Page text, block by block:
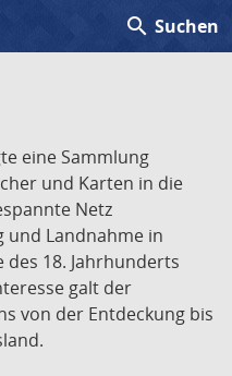
search Suchen
eine Sammlung
und Karten in die
Netz
und Landnahme in
des 18. Jahrhunderts
galt der
von der Entdeckung bis